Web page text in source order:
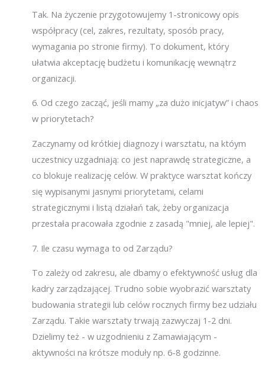
Tak. Na życzenie przygotowujemy 1-stronicowy opis
współpracy (cel, zakres, rezultaty, sposób pracy,
wymagania po stronie firmy). To dokument, który
ułatwia akceptację budżetu i komunikację wewnątrz
organizacji.
6. Od czego zacząć, jeśli mamy „za dużo inicjatyw” i chaos
w priorytetach?
Zaczynamy od krótkiej diagnozy i warsztatu, na któym
uczestnicy uzgadniają: co jest naprawdę strategiczne, a
co blokuje realizację celów. W praktyce warsztat kończy
się wypisanymi jasnymi priorytetami, celami
strategicznymi i listą działań tak, żeby organizacja
przestała pracowała zgodnie z zasadą "mniej, ale lepiej".
7. Ile czasu wymaga to od Zarządu?
To zależy od zakresu, ale dbamy o efektywność usług dla
kadry zarządzającej. Trudno sobie wyobrazić warsztaty
budowania strategii lub celów rocznych firmy bez udziału
Zarządu. Takie warsztaty trwają zazwyczaj 1-2 dni.
Dzielimy też - w uzgodnieniu z Zamawiającym -
aktywności na krótsze moduły np. 6-8 godzinne.